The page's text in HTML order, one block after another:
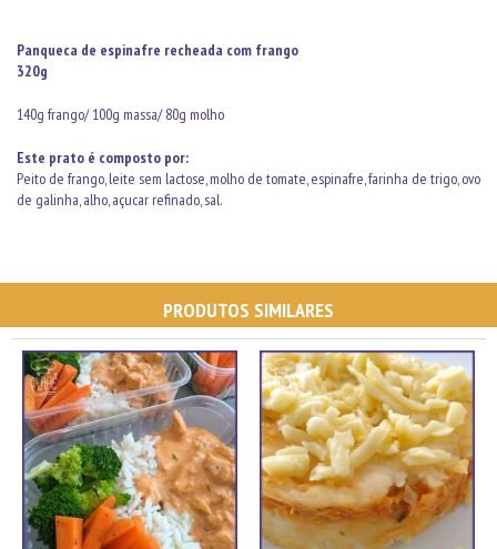
Panqueca de espinafre recheada com frango
320g
140g frango/ 100g massa/ 80g molho
Este prato é composto por:
Peito de frango, leite sem lactose, molho de tomate, espinafre, farinha de trigo, ovo
de galinha, alho, açucar refinado, sal.
PRODUTOS SIMILARES